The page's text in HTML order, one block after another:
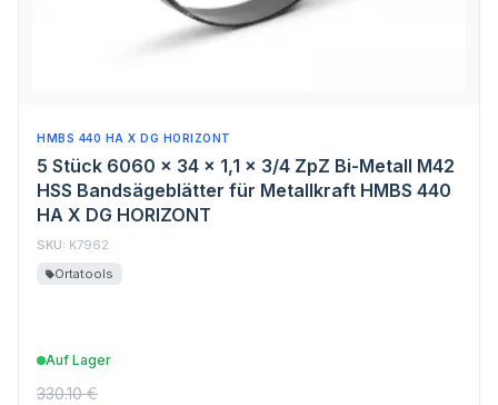
HMBS 440 HA X DG HORIZONT
5 Stück 6060 x 34 x 1,1 x 3/4 ZpZ Bi-Metall M42
HSS Bandsägeblätter für Metallkraft HMBS 440
HA X DG HORIZONT
SKU: K7962
Ortatools
Auf Lager
330.10 €